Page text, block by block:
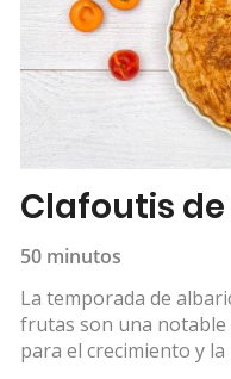
Clafoutis
50 minutos
La temporada de
frutas son una notable
para el crecimiento y la